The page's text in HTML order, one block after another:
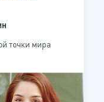
точки мира